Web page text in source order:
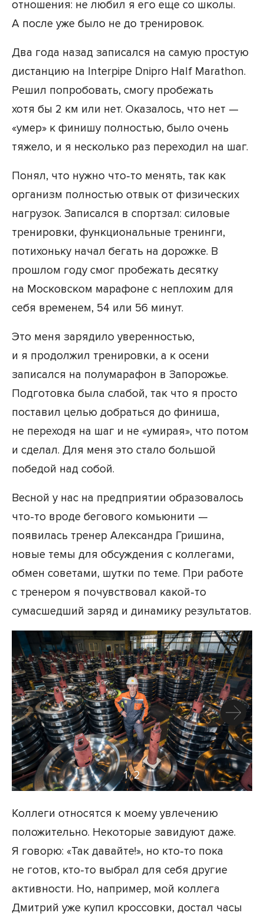
отношения: не любил я его еще со школы.
А после уже было не до тренировок.
Два года назад записался на самую простую
дистанцию на Interpipe Dnipro Half Marathon.
Решил попробовать, смогу пробежать
хотя бы 2 км или нет. Оказалось, что нет —
«умер» к финишу полностью, было очень
тяжело, и я несколько раз переходил на шаг.
Понял, что нужно что-то менять, так как
организм полностью отвык от физических
нагрузок. Записался в спортзал: силовые
тренировки, функциональные тренинги,
потихоньку начал бегать на дорожке. В
прошлом году смог пробежать десятку
на Московском марафоне с неплохим для
себя временем, 54 или 56 минут.
Это меня зарядило уверенностью,
и я продолжил тренировки, а к осени
записался на полумарафон в Запорожье.
Подготовка была слабой, так что я просто
поставил целью добраться до финиша,
не переходя на шаг и не «умирая», что потом
и сделал. Для меня это стало большой
победой над собой.
Весной у нас на предприятии образовалось
что-то вроде бегового комьюнити —
появилась тренер Александра Гришина,
новые темы для обсуждения с коллегами,
обмен советами, шутки по теме. При работе
с тренером я почувствовал какой-то
сумасшедший заряд и динамику результатов.
1/2
Коллеги относятся к моему увлечению
положительно. Некоторые завидуют даже.
Я говорю: «Так давайте!», но кто-то пока
не готов, кто-то выбрал для себя другие
активности. Но, например, мой коллега
Дмитрий уже купил кроссовки, достал часы